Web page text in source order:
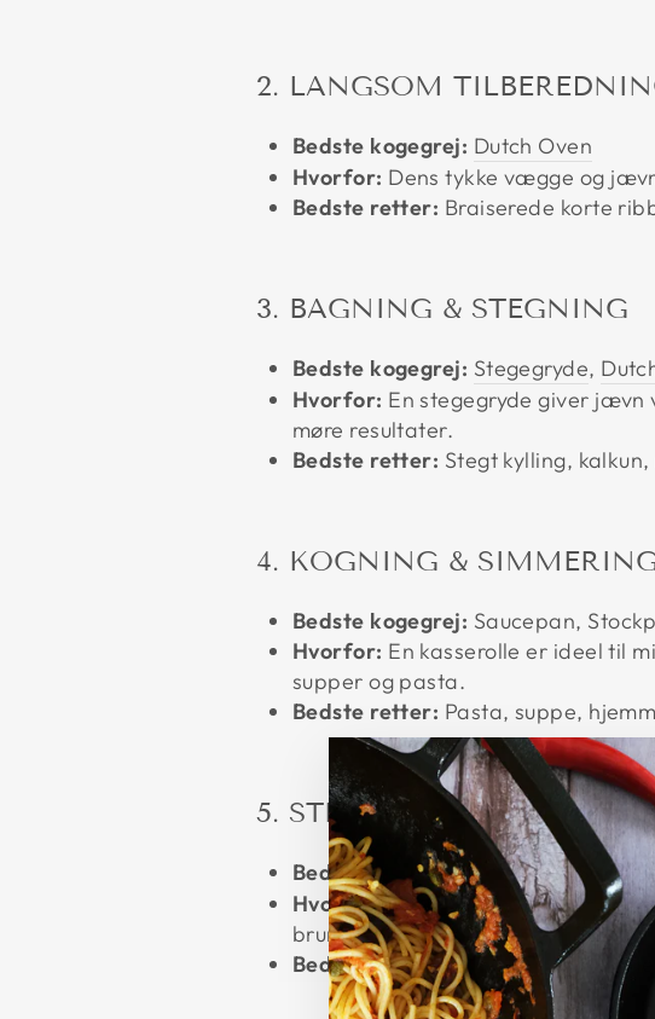
2. LANGSOM
Bedste kogegrej: Dutch Oven
Hvorfor: Dens tykke vægge og
Bedste retter: Braiserede korte
3. BAGNING & STEGNING
Bedste kogegrej: Stegegryde,
Hvorfor: En stegegryde giver jævn
møre resultater.
Bedste retter: Stegt kylling,
4. KOGNING &
Bedste kogegrej: Saucepan,
Hvorfor: En kasserolle er ideel til
supper og pasta.
Bedste retter: Pasta, suppe,
5. STEGNING & SAUTERING
Bedste kogegrej:Non-Stick Skillet,
Hvorfor:Non-stick pander er gode
bruningen.
Bedste retter:Æg, omeletter,